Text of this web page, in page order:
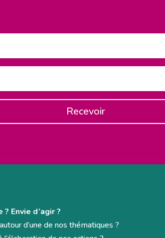
Recevoir
? Envie d’agir ?
d’une de nos thématiques ?